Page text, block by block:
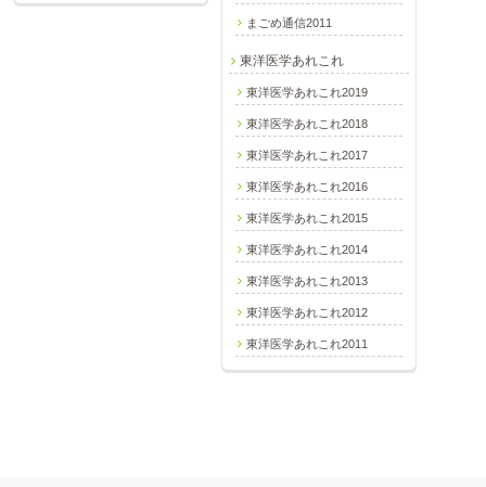
まごめ通信2011
東洋医学あれこれ
東洋医学あれこれ2019
東洋医学あれこれ2018
東洋医学あれこれ2017
東洋医学あれこれ2016
東洋医学あれこれ2015
東洋医学あれこれ2014
東洋医学あれこれ2013
東洋医学あれこれ2012
東洋医学あれこれ2011